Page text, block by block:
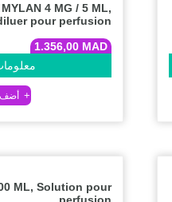
4 MG / 5 ML,
pour perfusion
1.356,00 MAD
ML, Solution pour